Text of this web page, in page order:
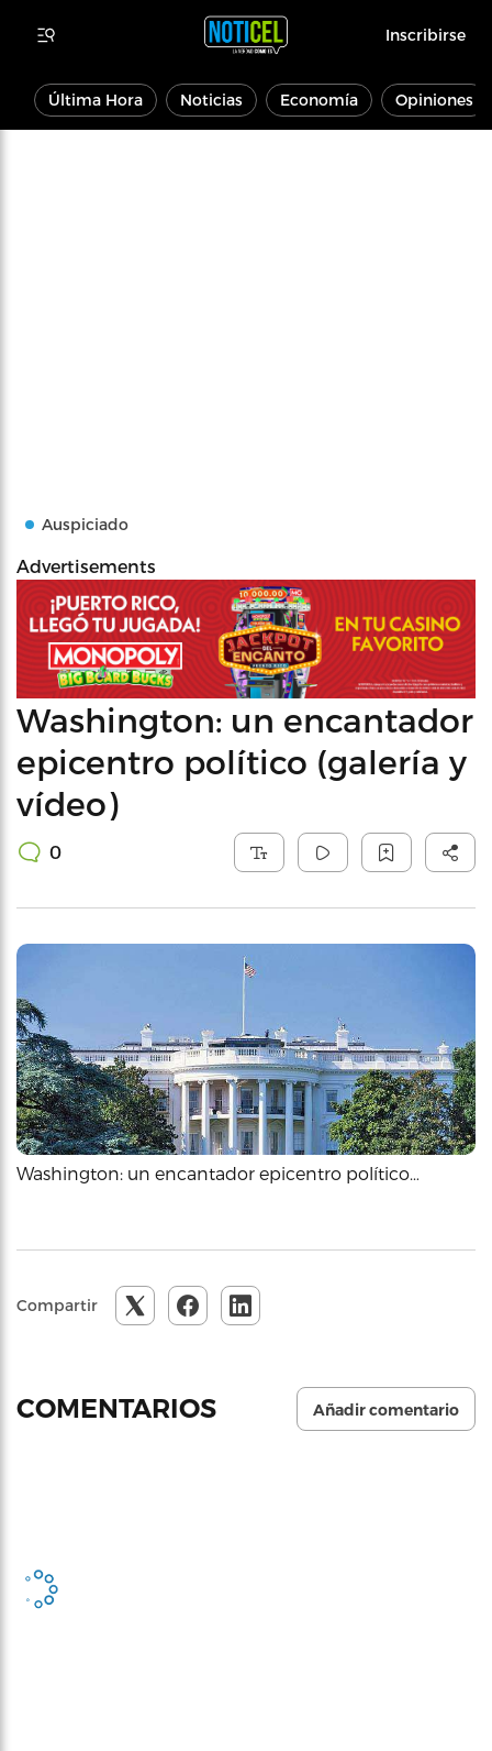
Inscribirse
Última Hora Noticias Economía Opiniones
Auspiciado
Advertisements
Washington: un encantador
epicentro político (galería y
vídeo)
0
Washington: un encantador epicentro político…
Compartir
COMENTARIOS Añadir comentario